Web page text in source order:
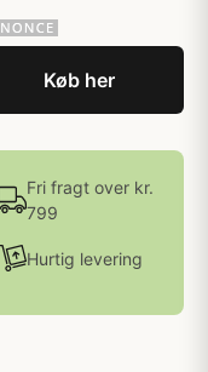
Køb her
Fri fragt over kr.
799
Hurtig levering